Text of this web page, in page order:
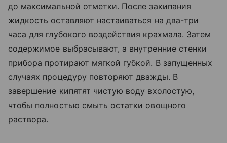
до максимальной отметки. После закипания
жидкость оставляют настаиваться на два-три
часа для глубокого воздействия крахмала. Затем
содержимое выбрасывают, а внутренние стенки
прибора протирают мягкой губкой. В запущенных
случаях процедуру повторяют дважды. В
завершение кипятят чистую воду вхолостую,
чтобы полностью смыть остатки овощного
раствора.